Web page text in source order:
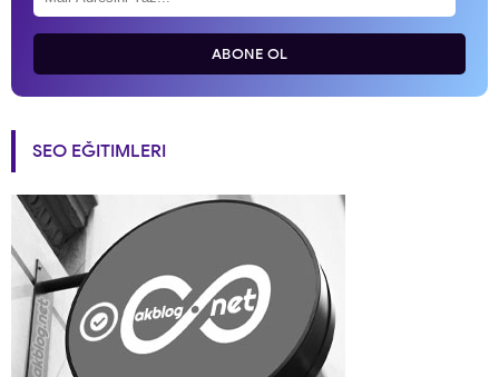
ABONE OL
SEO EĞITIMLERI